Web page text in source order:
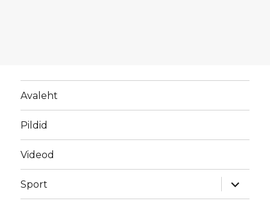
Avaleht
Pildid
Videod
Sport
laienda